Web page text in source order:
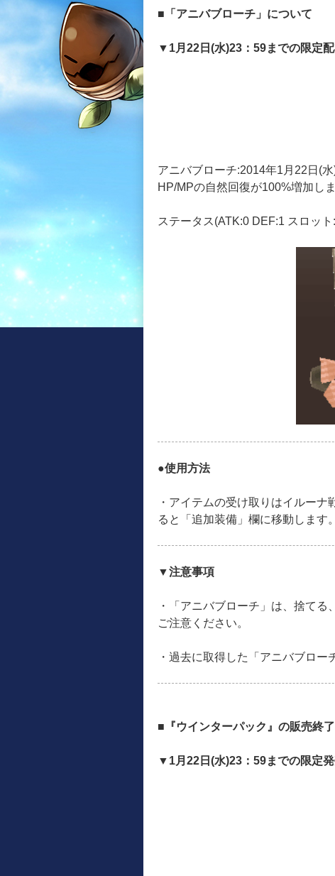
■「アニバブローチ」について
▼1月22日(水)23：59までの限定
アニバブローチ:2014年1月22日(
HP/MPの自然回復が100%増加しま
ステータス(ATK:0 DEF:1 スロッ
●使用方法
・アイテムの受け取りはイルー
ると「追加装備」欄に移動します。
▼注意事項
・「アニバブローチ」は、捨て
ご注意ください。
・過去に取得した「アニバブロー
■『ウインターパック』の販売終
▼1月22日(水)23：59までの限定